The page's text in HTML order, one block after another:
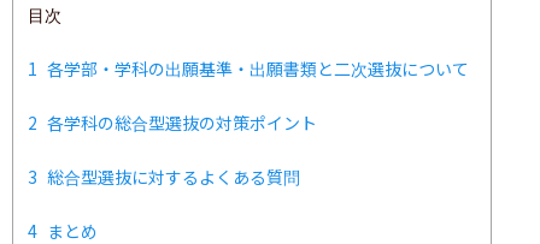
目次
1 各学部・学科の出願基準・出願書類と二次選抜について
2 各学科の総合型選抜の対策ポイント
3 総合型選抜に対するよくある質問
4 まとめ